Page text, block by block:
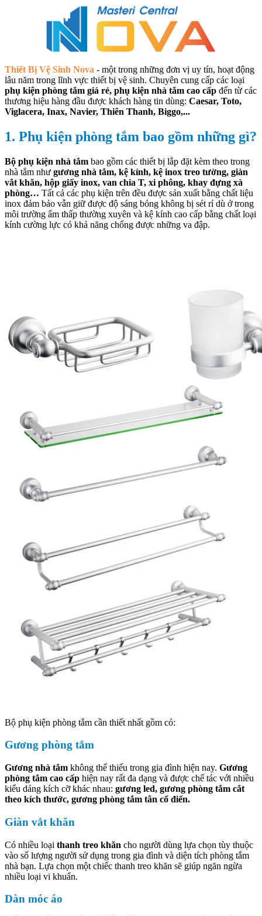
Thiết Bị Vệ Sinh Nova - một trong những đơn vị uy tín, hoạt động
lâu năm trong lĩnh vực thiết bị vệ sinh. Chuyên cung cấp các loại
phụ kiện phòng tắm giá rẻ, phụ kiện nhà tắm cao cấp đến từ các
thương hiệu hàng đầu được khách hàng tin dùng: Caesar, Toto,
Viglacera, Inax, Navier, Thiên Thanh, Biggo,...
1. Phụ kiện phòng tắm bao gồm những gì?
Bộ phụ kiện nhà tắm bao gồm các thiết bị lắp đặt kèm theo trong
nhà tắm như gương nhà tắm, kệ kính, kệ inox treo tường, giàn
vắt khăn, hộp giấy inox, van chia T, xi phông, khay đựng xà
phòng… Tất cả các phụ kiện trên đều được sản xuất bằng chất liệu
inox đảm bảo vẫn giữ được độ sáng bóng không bị sét rỉ dù ở trong
môi trường ẩm thấp thường xuyên và kệ kính cao cấp bằng chất loại
kính cường lực có khả năng chống được những va đập.
Bộ phụ kiện phòng tắm cần thiết nhất gồm có:
Gương phòng tắm
Gương nhà tắm không thể thiếu trong gia đình hiện nay. Gương
phòng tắm cao cấp hiện nay rất đa dạng và được chế tác với nhiều
kiểu dáng kích cỡ khác nhau: gương led, gương phòng tắm cắt
theo kích thước, gương phòng tắm tân cổ điển.
Giàn vắt khăn
Có nhiều loại thanh treo khăn cho người dùng lựa chọn tùy thuộc
vào số lượng người sử dụng trong gia đình và diện tích phòng tắm
nhà bạn. Lựa chọn một chiếc thanh treo khăn sẽ giúp ngăn ngừa
nhiều loại vi khuẩn.
Dàn móc áo